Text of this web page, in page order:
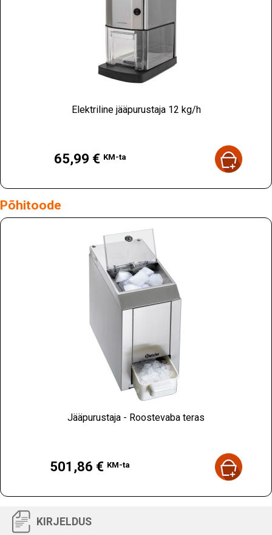
Elektriline jääpurustaja 12 kg/h
65,99 € KM-ta
Põhitoode
Jääpurustaja - Roostevaba teras
501,86 € KM-ta
KIRJELDUS